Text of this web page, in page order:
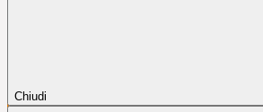
Chiudi